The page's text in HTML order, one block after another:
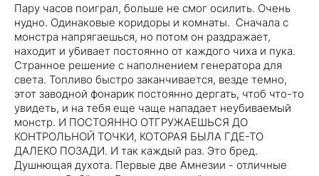
Пару часов поиграл, больше не смог осилить. Очень
нудно. Одинаковые коридоры и комнаты. Сначала с
монстра напрягаешься, но потом он раздражает,
находит и убивает постоянно от каждого чиха и пука.
Странное решение с наполнением генератора для
света. Топливо быстро заканчивается, везде темно,
этот заводной фонарик постоянно дергать, чтоб что-то
увидеть, и на тебя еще чаще нападает неубиваемый
монстр. И ПОСТОЯННО ОТГРУЖАЕШЬСЯ ДО
КОНТРОЛЬНОЙ ТОЧКИ, КОТОРАЯ БЫЛА ГДЕ-ТО
ДАЛЕКО ПОЗАДИ. И так каждый раз. Это бред.
Душнющая духота. Первые две Амнезии - отличные